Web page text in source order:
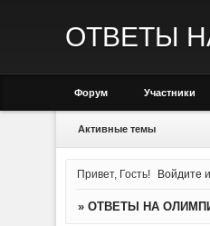
ОТВЕТЫ
Форум Участники
Активные темы
Привет, Гость! Войдите
» ОТВЕТЫ НА